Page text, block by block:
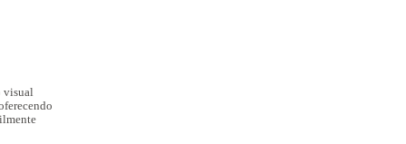
visual